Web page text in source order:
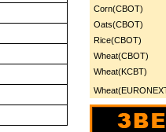
Corn(CBOT)
Oats(CBOT)
Rice(CBOT)
Wheat(CBOT)
Wheat(KCBT)